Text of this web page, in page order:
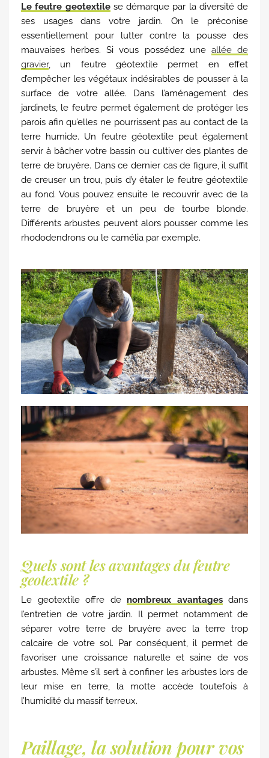
Le feutre geotextilese démarque par la diversité de
ses usages dans votre jardin. On le préconise
essentiellement pour lutter contre la pousse des
mauvaises herbes. Si vous possédez une allée de
gravier, un feutre géotextile permet en effet
d’empêcher les végétaux indésirables de pousser à la
surface de votre allée. Dans l’aménagement des
jardinets, le feutre permet également de protéger les
parois afin qu’elles ne pourrissent pas au contact de la
terre humide. Un feutre géotextile peut également
servir à bâcher votre bassin ou cultiver des plantes de
terre de bruyère. Dans ce dernier cas de figure, il suffit
de creuser un trou, puis d’y étaler le feutre géotextile
au fond. Vous pouvez ensuite le recouvrir avec de la
terre de bruyère et un peu de tourbe blonde.
Différents arbustes peuvent alors pousser comme les
rhododendrons ou le camélia par exemple.
Quels sont les avantages du feutre
geotextile ?
Le geotextile offre de nombreux avantagesdans
l’entretien de votre jardin. Il permet notamment de
séparer votre terre de bruyère avec la terre trop
calcaire de votre sol. Par conséquent, il permet de
favoriser une croissance naturelle et saine de vos
arbustes. Même s’il sert à confiner les arbustes lors de
leur mise en terre, la motte accède toutefois à
l’humidité du massif terreux.
Paillage, la solution pour vos